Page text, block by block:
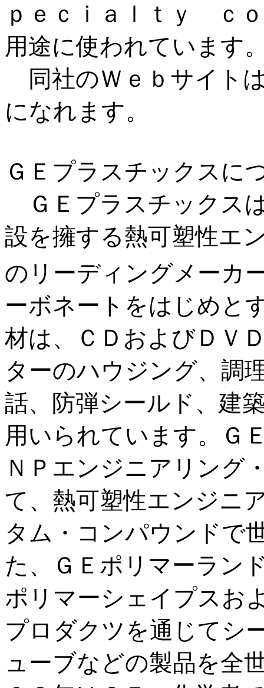
ｐｅｃｉａｌｔｙ ｃ
用途に使われています
同社のＷｅｂサイト
になれます。
ＧＥプラスチックスに
ＧＥプラスチックス
設を擁する熱可塑性エ
のリーディングメーカ
ーボネートをはじめと
材は、ＣＤおよびＤＶ
ターのハウジング、調
話、防弾シールド、建
用いられています。Ｇ
ＮＰエンジニアリング
て、熱可塑性エンジニ
タム・コンパウンドで
た、ＧＥポリマーラン
ポリマーシェイプスお
プロダクツを通じてシ
ューブなどの製品を全